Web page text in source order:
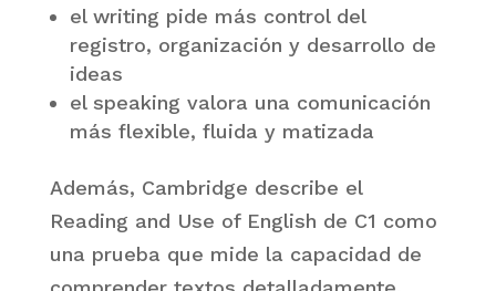
el writing pide más control del
registro, organización y desarrollo de
ideas
el speaking valora una comunicación
más flexible, fluida y matizada
Además, Cambridge describe el
Reading and Use of English de C1 como
una prueba que mide la capacidad de